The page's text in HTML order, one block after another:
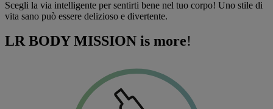
Scegli la via intelligente per sentirti bene nel tuo corpo! Uno stile di
vita sano può essere delizioso e divertente.
LR BODY MISSION is more!